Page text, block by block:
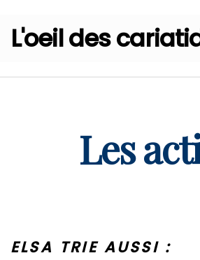
L'oeil des
Les
ELSA TRIE AUSSI :